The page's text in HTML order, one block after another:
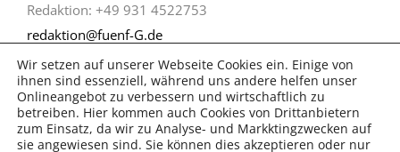
Redaktion: +49 931 4522753
redaktion@fuenf-G.de
Wir setzen auf unserer Webseite Cookies ein. Einige von
ihnen sind essenziell, während uns andere helfen unser
Onlineangebot zu verbessern und wirtschaftlich zu
betreiben. Hier kommen auch Cookies von Drittanbietern
zum Einsatz, da wir zu Analyse- und Markktingzwecken auf
sie angewiesen sind. Sie können dies akzeptieren oder nur